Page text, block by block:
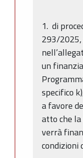
1. di
293/2025,
un
specifico
a favore
atto che
verrà
condizioni